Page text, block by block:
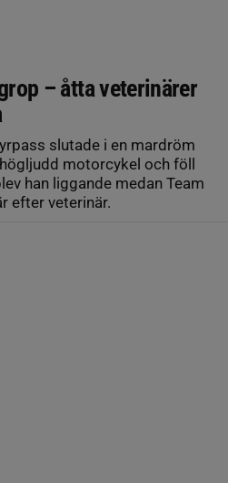
– åtta veterinärer
slutade i en mardröm
motorcykel och föll
han liggande medan Team
efter veterinär.